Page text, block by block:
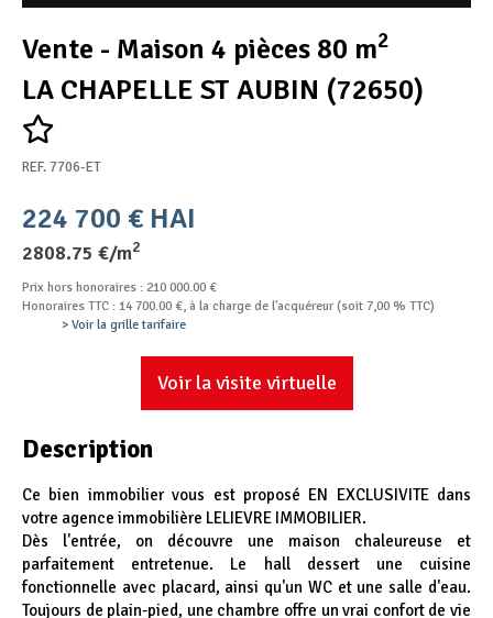
Vente - Maison 4 pièces 80 m2
LA CHAPELLE ST AUBIN (72650)
REF. 7706-ET
224 700 € HAI
2808.75 €/m2
Prix hors honoraires : 210 000.00 €
Honoraires TTC : 14 700.00 €, à la charge de l'acquéreur (soit 7,00 % TTC)
> Voir la grille tarifaire
Voir la visite virtuelle
Description
Ce bien immobilier vous est proposé EN EXCLUSIVITE dans
votre agence immobilière LELIEVRE IMMOBILIER.
Dès l'entrée, on découvre une maison chaleureuse et
parfaitement entretenue. Le hall dessert une cuisine
fonctionnelle avec placard, ainsi qu'un WC et une salle d'eau.
Toujours de plain-pied, une chambre offre un vrai confort de vie